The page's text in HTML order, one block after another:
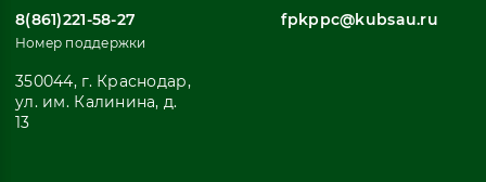
8(861)221-58-27
Номер поддержки
fpkppc@kubsau.ru
350044, г. Краснодар,
ул. им. Калинина, д.
13